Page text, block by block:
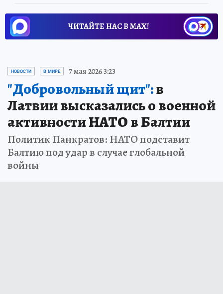
ЧИТАЙТЕ НАС В МАХ!
НОВОСТИ В МИРЕ 7 мая 2026 3:23
"Добровольный щит":в
Латвии высказались о военной
активности НАТО в Балтии
Политик Панкратов: НАТО подставит
Балтию под удар в случае глобальной
войны